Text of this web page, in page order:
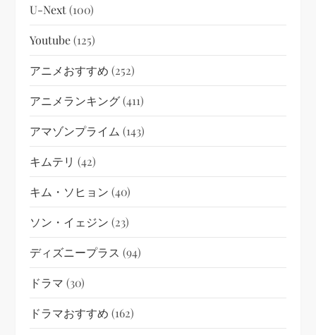
U-Next(100)
Youtube(125)
アニメおすすめ (252)
アニメランキング(411)
アマゾンプライム (143)
キムテリ (42)
キム・ソヒョン (40)
ソン・イェジン (23)
ディズニープラス (94)
ドラマ (30)
ドラマおすすめ (162)